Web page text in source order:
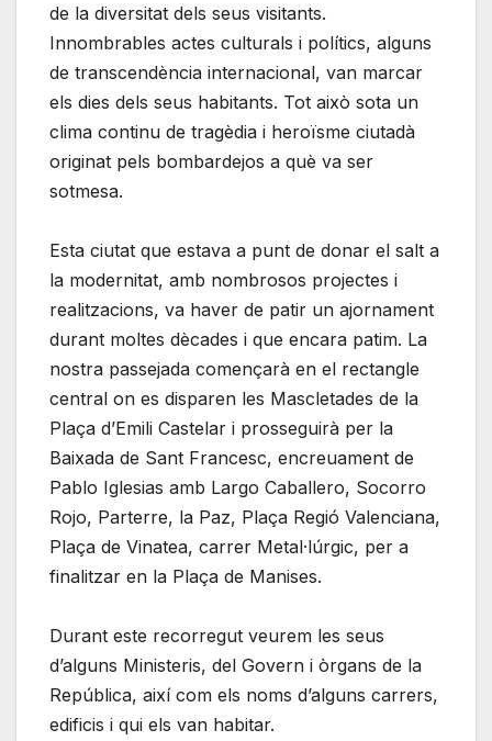
de la diversitat dels seus visitants.
Innombrables actes culturals i polítics, alguns
de transcendència internacional, van marcar
els dies dels seus habitants. Tot això sota un
clima continu de tragèdia i heroïsme ciutadà
originat pels bombardejos a què va ser
sotmesa.
Esta ciutat que estava a punt de donar el salt a
la modernitat, amb nombrosos projectes i
realitzacions, va haver de patir un ajornament
durant moltes dècades i que encara patim. La
nostra passejada començarà en el rectangle
central on es disparen les Mascletades de la
Plaça d’Emili Castelar i prosseguirà per la
Baixada de Sant Francesc, encreuament de
Pablo Iglesias amb Largo Caballero, Socorro
Rojo, Parterre, la Paz, Plaça Regió Valenciana,
Plaça de Vinatea, carrer Metal·lúrgic, per a
finalitzar en la Plaça de Manises.
Durant este recorregut veurem les seus
d’alguns Ministeris, del Govern i òrgans de la
República, així com els noms d’alguns carrers,
edificis i qui els van habitar.